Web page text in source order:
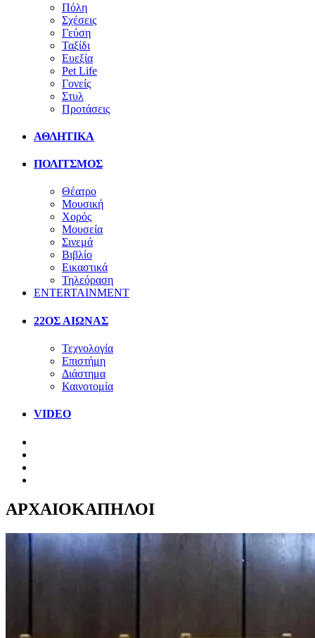
Πόλη
Σχέσεις
Γεύση
Ταξίδι
Ευεξία
Pet Life
Γονείς
Στυλ
Προτάσεις
ΑΘΛΗΤΙΚΑ
ΠΟΛΙΤΣΜΟΣ
Θέατρο
Μουσική
Χορός
Μουσεία
Σινεμά
Βιβλίο
Εικαστικά
Τηλεόραση
ENTERTAINMENT
22ΟΣ ΑΙΩΝΑΣ
Τεχνολογία
Επιστήμη
Διάστημα
Καινοτομία
VIDEO
ΑΡΧΑΙΟΚΑΠΗΛΟΙ